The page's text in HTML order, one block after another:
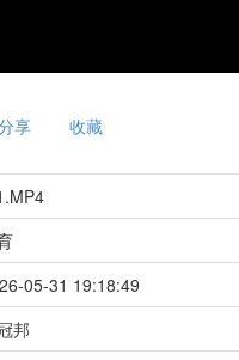
享 收藏
05-31 19:18:49
邦